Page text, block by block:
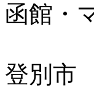
函館・
登別